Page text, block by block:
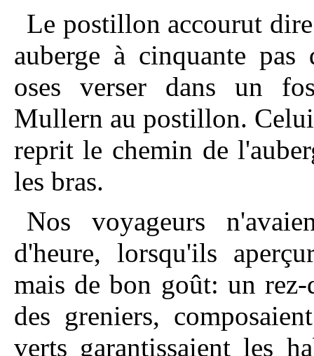
Le postillon accourut
auberge à cinquante
oses verser dans un
Mullern au postillon.
reprit le chemin de
les bras.
Nos voyageurs
d'heure, lorsqu'ils
mais de bon goût: un rez-
des greniers,
verts garantissaient les